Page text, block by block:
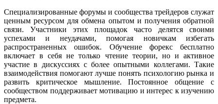
Специализированные форумы и сообщества трейдеров служат
ценным ресурсом для обмена опытом и получения обратной
связи. Участники этих площадок часто делятся своими
успехами и неудачами, помогая новичкам избегать
распространенных ошибок. Обучение форекс бесплатно
включает в себя не только чтение теории, но и активное
участие в дискуссиях с более опытными коллегами. Такие
взаимодействия помогают лучше понять психологию рынка и
развить критическое мышление. Постоянное общение с
сообществом поддерживает мотивацию и интерес к изучению
предмета.